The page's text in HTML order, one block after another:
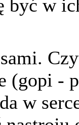
być w
(gopi -
w